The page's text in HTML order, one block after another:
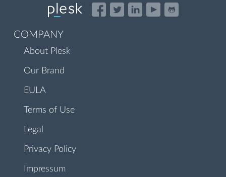
COMPANY
About Plesk
Our Brand
EULA
Terms of Use
Legal
Privacy Policy
Impressum